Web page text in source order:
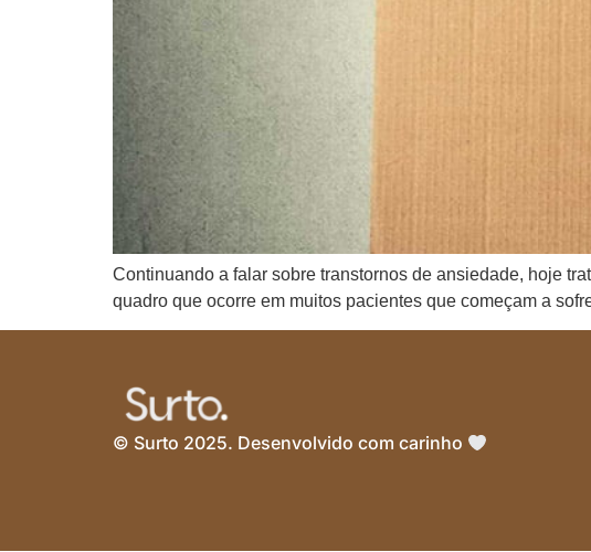
Continuando a falar sobre transtornos de ansiedade, hoje
quadro que ocorre em muitos pacientes que começam a
© Surto 2025. Desenvolvido com carinho